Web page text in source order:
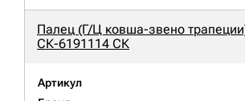
Палец (Г/Ц ковша-звено
СК-6191114 СК
Артикул